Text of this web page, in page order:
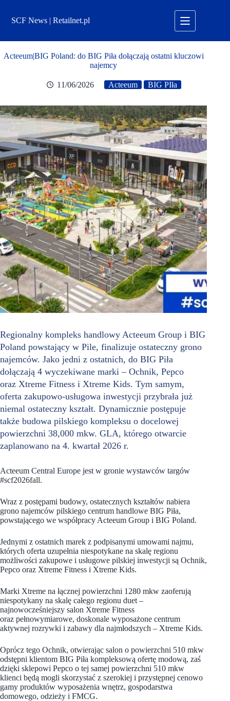
treściSCF News | Retailnet.pl
Acteeum|BIG Poland: do BIG Piła dołączają ostatni kluczowi
najemcy
11/06/2026 Acteeum BIG PIła
Regionalny kompleks handlowy Acteeum Group i BIG
Poland powstający w Pile, finalizuje ostateczny grono
najemców. Jako jedni z ostatnich, do BIG Piła
dołączają 4 wyczekiwane marki – Ochnik, Pepco
oraz Xtreme Fitness i Xtreme Kids. Tym samym,
oferta zakupowo-usługowa inwestycji przybrała już
niemal ostateczny kształt. Dynamicznie postępuje
także budowa pilskiego kompleksu o docelowej
powierzchni 38,000 mkw. GLA, którego otwarcie
zaplanowano na 4. kwartał 2026 r.
Acteeum Central Europe jest w gronie wystawców targów
#scf2026fall.
Wraz z postępami budowy, ostatecznych kształtów nabiera
grono najemców pilskiego centrum handlowe BIG Piła,
powstającego we współpracy Acteeum Group i BIG Poland.
Jednymi z ostatnich marek z podpisanymi umowami najmu,
których oferta uzupełnia niespotykane na skalę regionu
możliwości zakupowe i usługowe pilskiej inwestycji są Ochnik,
Pepco oraz Xtreme Fitness i Xtreme Kids.
Marki Xtreme na łącznej powierzchni 1280 mkw zaoferują
niespotykany na skalę całego regionu duet –
najnowocześniejszy salon Xtreme Fitness
oraz pełnowymiarowe, doskonale wyposażone centrum
aktywnej rozrywki i zabawy dla najmłodszych – Xtreme Kids.
Oprócz tego Ochnik, otwierając salon o powierzchni 510 mkw
odstępni klientom BIG Piła kompleksową ofertę modową, zaś
dzięki sklepowi Pepco o tej samej powierzchni 510 mkw
klienci będą mogli skorzystać z szerokiej i przystępnej cenowo
gamy produktów wyposażenia wnętrz, gospodarstwa
domowego, odzieży i FMCG.